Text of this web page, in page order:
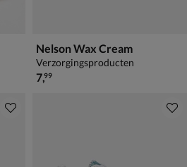
Nelson Wax Cream
Verzorgingsproducten
€ 7,99
7,99